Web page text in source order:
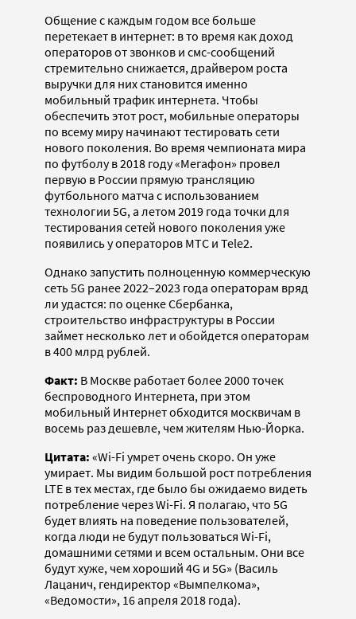
Общение с каждым годом все больше
перетекает в интернет: в то время как доход
операторов от звонков и смс-сообщений
стремительно снижается, драйвером роста
выручки для них становится именно
мобильный трафик интернета. Чтобы
обеспечить этот рост, мобильные операторы
по всему миру начинают тестировать сети
нового поколения. Во время чемпионата мира
по футболу в 2018 году «Мегафон» провел
первую в России прямую трансляцию
футбольного матча с использованием
технологии 5G, а летом 2019 года точки для
тестирования сетей нового поколения уже
появились у операторов МТС и Tele2.
Однако запустить полноценную коммерческую
сеть 5G ранее 2022–2023 года операторам вряд
ли удастся: по оценке Сбербанка,
строительство инфраструктуры в России
займет несколько лет и обойдется операторам
в 400 млрд рублей.
Факт: В Москве работает более 2000 точек
беспроводного Интернета, при этом
мобильный Интернет обходится москвичам в
восемь раз дешевле, чем жителям Нью-Йорка.
Цитата: «Wi-Fi умрет очень скоро. Он уже
умирает. Мы видим большой рост потребления
LTE в тех местах, где было бы ожидаемо видеть
потребление через Wi-Fi. Я полагаю, что 5G
будет влиять на поведение пользователей,
когда люди не будут пользоваться Wi-Fi,
домашними сетями и всем остальным. Они все
будут хуже, чем хороший 4G и 5G» (Василь
Лацанич, гендиректор «Вымпелкома»,
«Ведомости», 16 апреля 2018 года).